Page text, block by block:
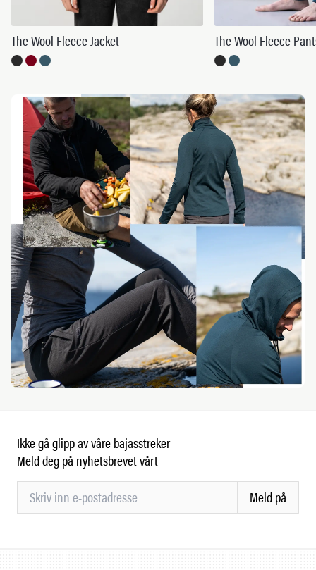
The Wool Fleece Jacket The Wool Fleece
Ikke gå glipp av våre bajasstreker
Meld deg på nyhetsbrevet vårt
Meld på